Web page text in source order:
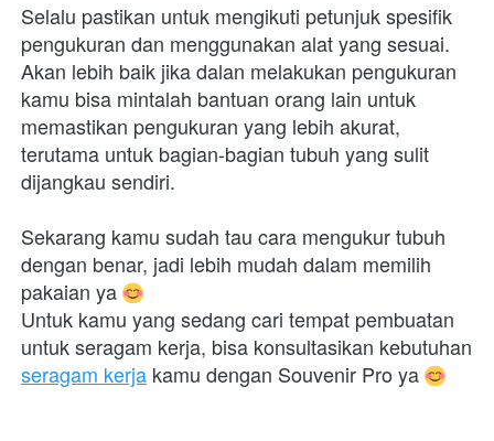
Selalu pastikan untuk mengikuti petunjuk spesifik
pengukuran dan menggunakan alat yang sesuai.
Akan lebih baik jika dalan melakukan pengukuran
kamu bisa mintalah bantuan orang lain untuk
memastikan pengukuran yang lebih akurat,
terutama untuk bagian-bagian tubuh yang sulit
dijangkau sendiri.
Sekarang kamu sudah tau cara mengukur tubuh
dengan benar, jadi lebih mudah dalam memilih
pakaian ya
Untuk kamu yang sedang cari tempat pembuatan
seragam kerja kamu dengan Souvenir Pro ya